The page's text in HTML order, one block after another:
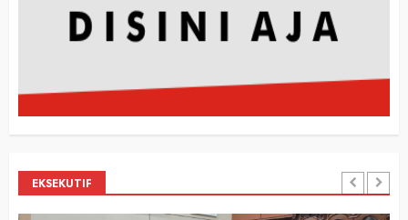
EKSEKUTIF